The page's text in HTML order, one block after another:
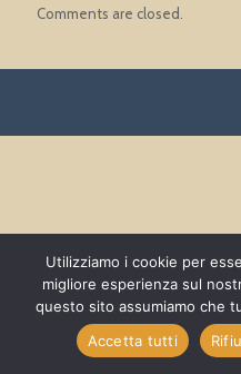
Comments are closed.
Utilizziamo i cookie per
migliore esperienza sul
questo sito assumiamo che
Accetta tutti